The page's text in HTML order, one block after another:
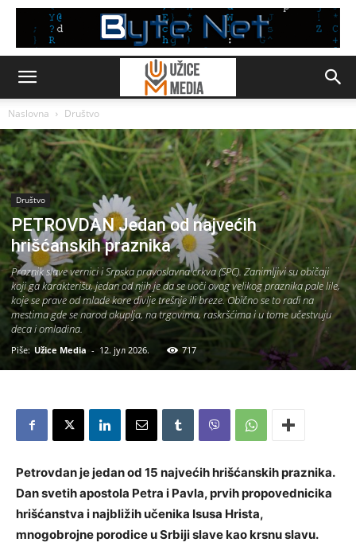
Naslovna Društvo
Društvo
PETROVDAN Jedan od najvećih
hrišćanskih praznika
Praznik slave vernici i Srpska pravoslavna crkva (SPC). Zanimljivi su običaji
koji ga karakterišu, jedan od njih je da se uoči ovog velikog praznika pale lile,
koje se prave od mlade kore divlje trešnje ili breze. Obično se to radi na
mestima gde se narod okuplja, na trgovima, raskršćima i u tome učestvuju
deca i omladina.
Piše: Užice Media - 12. јул 2026. 717
Petrovdanje jedan od 15 najvećih hrišćanskih praznika.
Dan svetih apostola Petra i Pavla,prvih propovednicika
hrišćanstva i najbližih učenika Isusa Hrista,
mnogobrojne porodiceu Srbijislavekao krsnu slavu.